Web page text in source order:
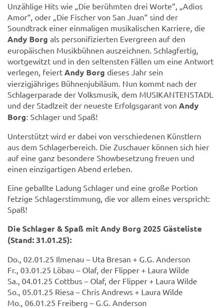
Unzählige Hits wie „Die berühmten drei Worte“, „Adios
Amor“, oder „Die Fischer von San Juan“ sind der
Soundtrack einer einmaligen musikalischen Karriere, die
Andy Borg als personifizierten Evergreen auf den
europäischen Musikbühnen auszeichnen. Schlagfertig,
wortgewitzt und in den seltensten Fällen um eine Antwort
verlegen, feiert Andy Borg dieses Jahr sein
vierzigjähriges Bühnenjubiläum. Nun kommt nach der
Schlagerparade der Volksmusik, dem MUSIKANTENSTADL
und der Stadlzeit der neueste Erfolgsgarant von Andy
Borg: Schlager und Spaß!
Unterstützt wird er dabei von verschiedenen Künstlern
aus dem Schlagerbereich. Die Zuschauer können sich hier
auf eine ganz besondere Showbesetzung freuen und
einen einzigartigen Abend erleben.
Eine geballte Ladung Schlager und eine große Portion
fetzige Schlagerstimmung, die vor allem eines verspricht:
Spaß!
Die Schlager & Spaß mit Andy Borg 2025 Gästeliste
(Stand: 31.01.25):
Do., 02.01.25 Ilmenau – Uta Bresan + G.G. Anderson
Fr., 03.01.25 Löbau – Olaf, der Flipper + Laura Wilde
Sa., 04.01.25 Cottbus – Olaf, der Flipper + Laura Wilde
So., 05.01.25 Riesa – Chris Andrews + Laura Wilde
Mo., 06.01.25 Freiberg – G.G. Anderson